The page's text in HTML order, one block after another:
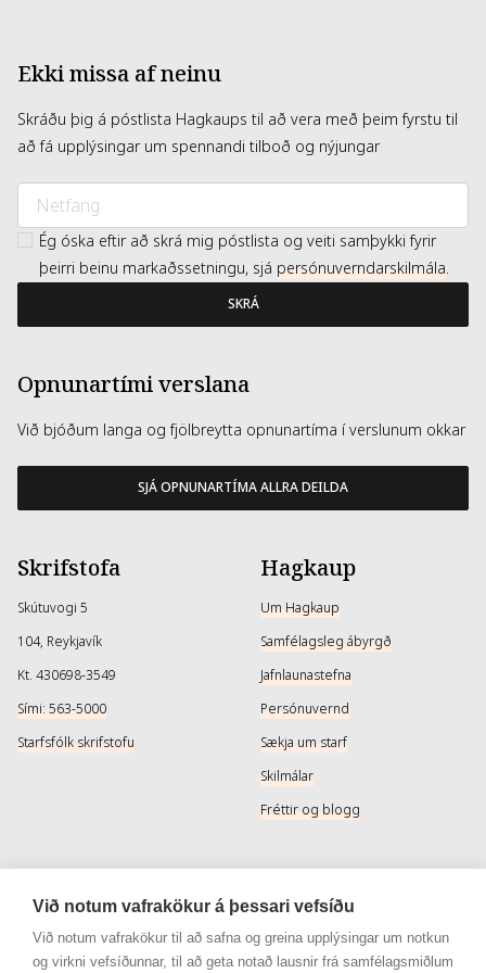
Ekki missa af neinu
Skráðu þig á póstlista Hagkaups til að vera með þeim fyrstu til
að fá upplýsingar um spennandi tilboð og nýjungar
Ég óska eftir að skrá mig póstlista og veiti samþykki fyrir
þeirri beinu markaðssetningu, sjá persónuverndarskilmála.
SKRÁ
Opnunartími verslana
Við bjóðum langa og fjölbreytta opnunartíma í verslunum okkar
SJÁ OPNUNARTÍMA ALLRA DEILDA
Skrifstofa
Skútuvogi 5
104, Reykjavík
Kt. 430698-3549
Sími: 563-5000
Starfsfólk skrifstofu
Hagkaup
Um Hagkaup
Samfélagsleg ábyrgð
Jafnlaunastefna
Persónuvernd
Sækja um starf
Skilmálar
Fréttir og blogg
Þjónusta
Afhendingarmöguleikar
Skilareglur
Samfélagsmiðlar
Instagram
Instagram - Snyrtivara
Við notum vafrakökur á þessari vefsíðu
Við notum vafrakökur til að safna og greina upplýsingar um notkun
og virkni vefsíðunnar, til að geta notað lausnir frá samfélagsmiðlum